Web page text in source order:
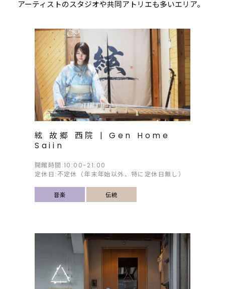
アーティストのスタジオや共同アトリエも多いエリア。
絃 故郷 西院 | Gen Home
Saiin
開館時間:10:00-21:00
定休日:不定休（年末年始以外、特に定休日無し）
音楽 伝統